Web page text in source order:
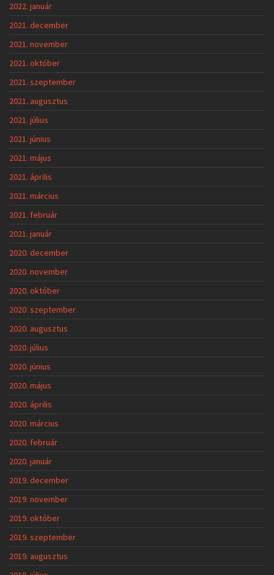
2022. január
2021. december
2021. november
2021. október
2021. szeptember
2021. augusztus
2021. július
2021. június
2021. május
2021. április
2021. március
2021. február
2021. január
2020. december
2020. november
2020. október
2020. szeptember
2020. augusztus
2020. július
2020. június
2020. május
2020. április
2020. március
2020. február
2020. január
2019. december
2019. november
2019. október
2019. szeptember
2019. augusztus